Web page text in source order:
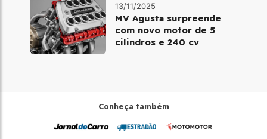
13/11/2025
MV Agusta surpreende
com novo motor de 5
cilindros e 240 cv
Conheça também